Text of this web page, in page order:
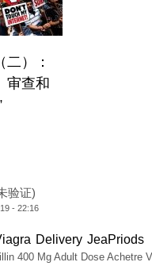
二）：
审查和
验证)
- 22:16
Delivery JeaPriods
400 Mg Adult Dose Achetre